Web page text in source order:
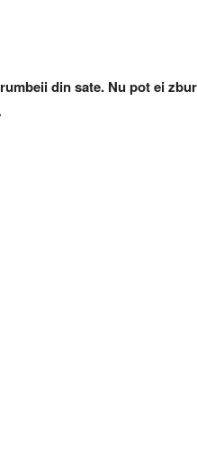
din sate. Nu pot ei